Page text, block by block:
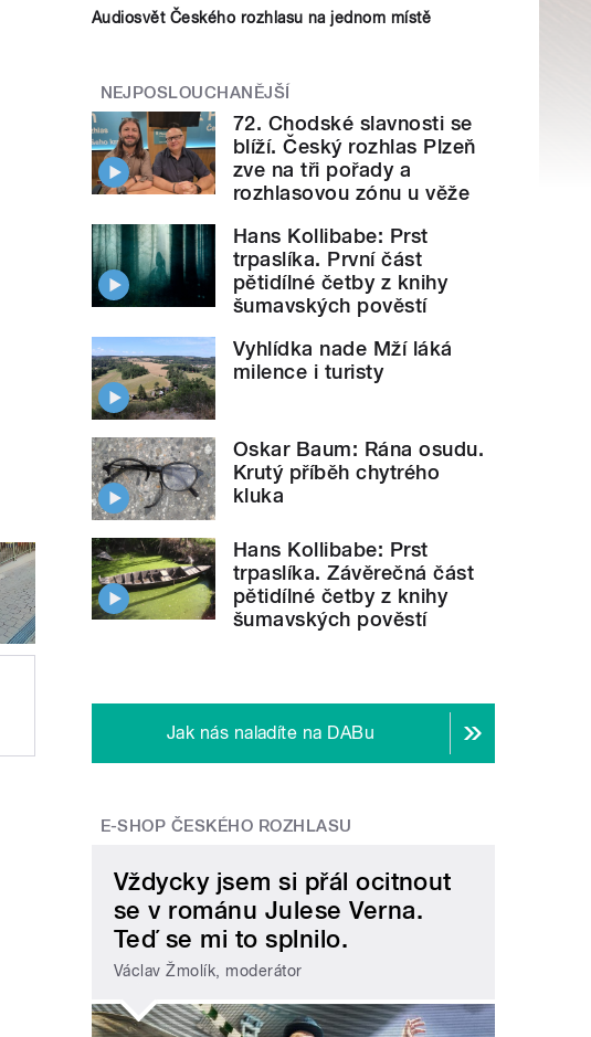
Audiosvět Českého rozhlasu na jednom místě
NEJPOSLOUCHANĚJŠÍ
72. Chodské slavnosti se
blíží. Český rozhlas Plzeň
zve na tři pořady a
rozhlasovou zónu u věže
Hans Kollibabe: Prst
trpaslíka. První část
pětidílné četby z knihy
šumavských pověstí
Vyhlídka nade Mží láká
milence i turisty
Oskar Baum: Rána osudu.
Krutý příběh chytrého
kluka
Hans Kollibabe: Prst
trpaslíka. Závěrečná část
pětidílné četby z knihy
šumavských pověstí
Jak nás naladíte na DABu
E-SHOP ČESKÉHO ROZHLASU
Vždycky jsem si přál ocitnout
se v románu Julese Verna.
Teď se mi to splnilo.
Václav Žmolík, moderátor